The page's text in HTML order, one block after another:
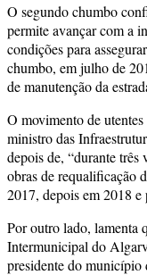
O segundo chumbo
permite avançar com a
condições para
chumbo, em julho de
de manutenção da
O movimento de
ministro das
depois de, “durante
obras de requalificação
2017, depois em 2018
Por outro lado, lamenta
Intermunicipal do
presidente do município